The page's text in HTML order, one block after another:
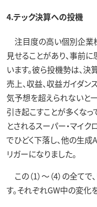
4.テック決算への投機
注目度の高い個別企業
見せることがあり、事前
います。彼ら投機勢は、決
売上、収益、収益ガイダン
気予想を超えられないと
引き起こすことが多くな
とされるスーパー・マイク
でひどく下落し、他の生
リガーになりました。
この（1）～（4）の全て
す。それぞれGW中の変化